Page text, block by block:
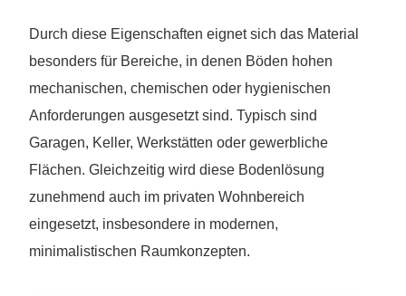
Durch diese Eigenschaften eignet sich das Material
besonders für Bereiche, in denen Böden hohen
mechanischen, chemischen oder hygienischen
Anforderungen ausgesetzt sind. Typisch sind
Garagen, Keller, Werkstätten oder gewerbliche
Flächen. Gleichzeitig wird diese Bodenlösung
zunehmend auch im privaten Wohnbereich
eingesetzt, insbesondere in modernen,
minimalistischen Raumkonzepten.